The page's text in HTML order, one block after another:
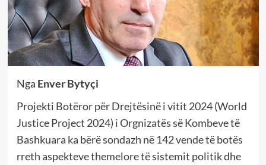
Nga Enver Bytyçi
Projekti Botëror për Drejtësinë i vitit 2024 (World
Justice Project 2024) i Orgnizatës së Kombeve të
Bashkuara ka bërë sondazh në 142 vende të botës
rreth aspekteve themelore të sistemit politik dhe